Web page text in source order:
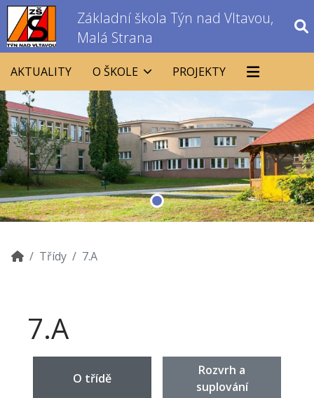
Základní škola Týn nad Vltavou,
Malá Strana
AKTUALITY O ŠKOLE PROJEKTY
Třídy 7.A
7.A
O třídě
Rozvrh a
suplování